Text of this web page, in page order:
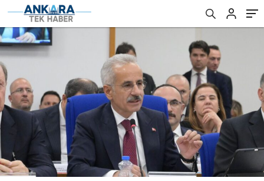
Ufak Bir Deformasyon Yok”